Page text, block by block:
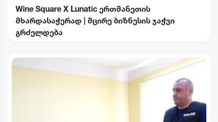
Wine Square X Lunatic ერთმანეთის
მხარდასაჭერად | მცირე ბიზნესის ჯაჭვი
გრძელდება